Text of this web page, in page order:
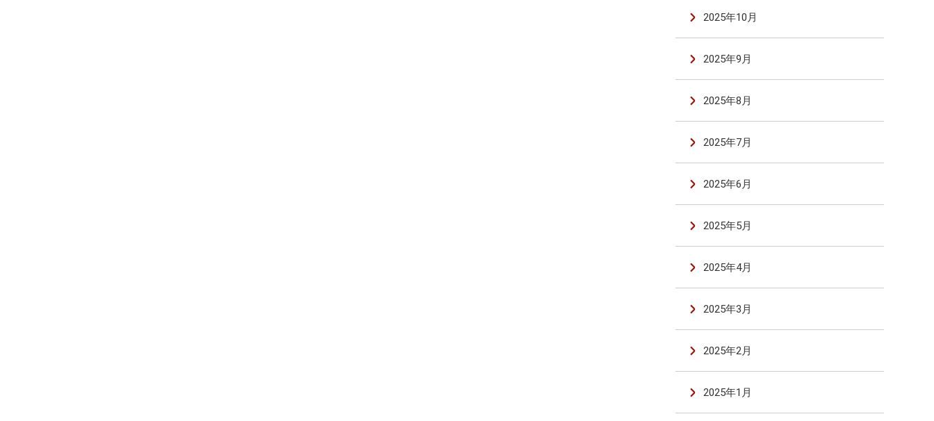
2025年10月
2025年9月
2025年8月
2025年7月
2025年6月
2025年5月
2025年4月
2025年3月
2025年2月
2025年1月